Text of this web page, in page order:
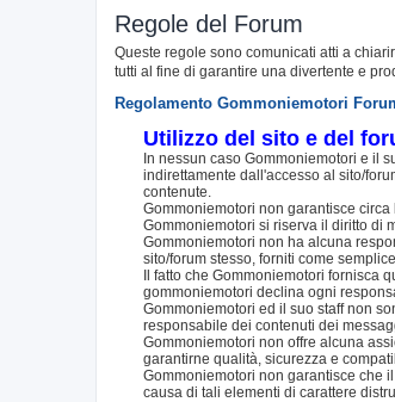
Regole del Forum
Queste regole sono comunicati atti a
tutti al fine di garantire una divertente e
Regolamento Gommoniemotori
Utilizzo del sito e del
In nessun caso Gommoniemotori e il
indirettamente dall'accesso al sito/
contenute.
Gommoniemotori non garantisce
Gommoniemotori si riserva il diritto di
Gommoniemotori non ha alcuna
sito/forum stesso, forniti come
Il fatto che Gommoniemotori fornisca
gommoniemotori declina ogni
Gommoniemotori ed il suo staff non
responsabile dei contenuti dei
Gommoniemotori non offre alcuna
garantirne qualità, sicurezza e
Gommoniemotori non garantisce che
causa di tali elementi di carattere